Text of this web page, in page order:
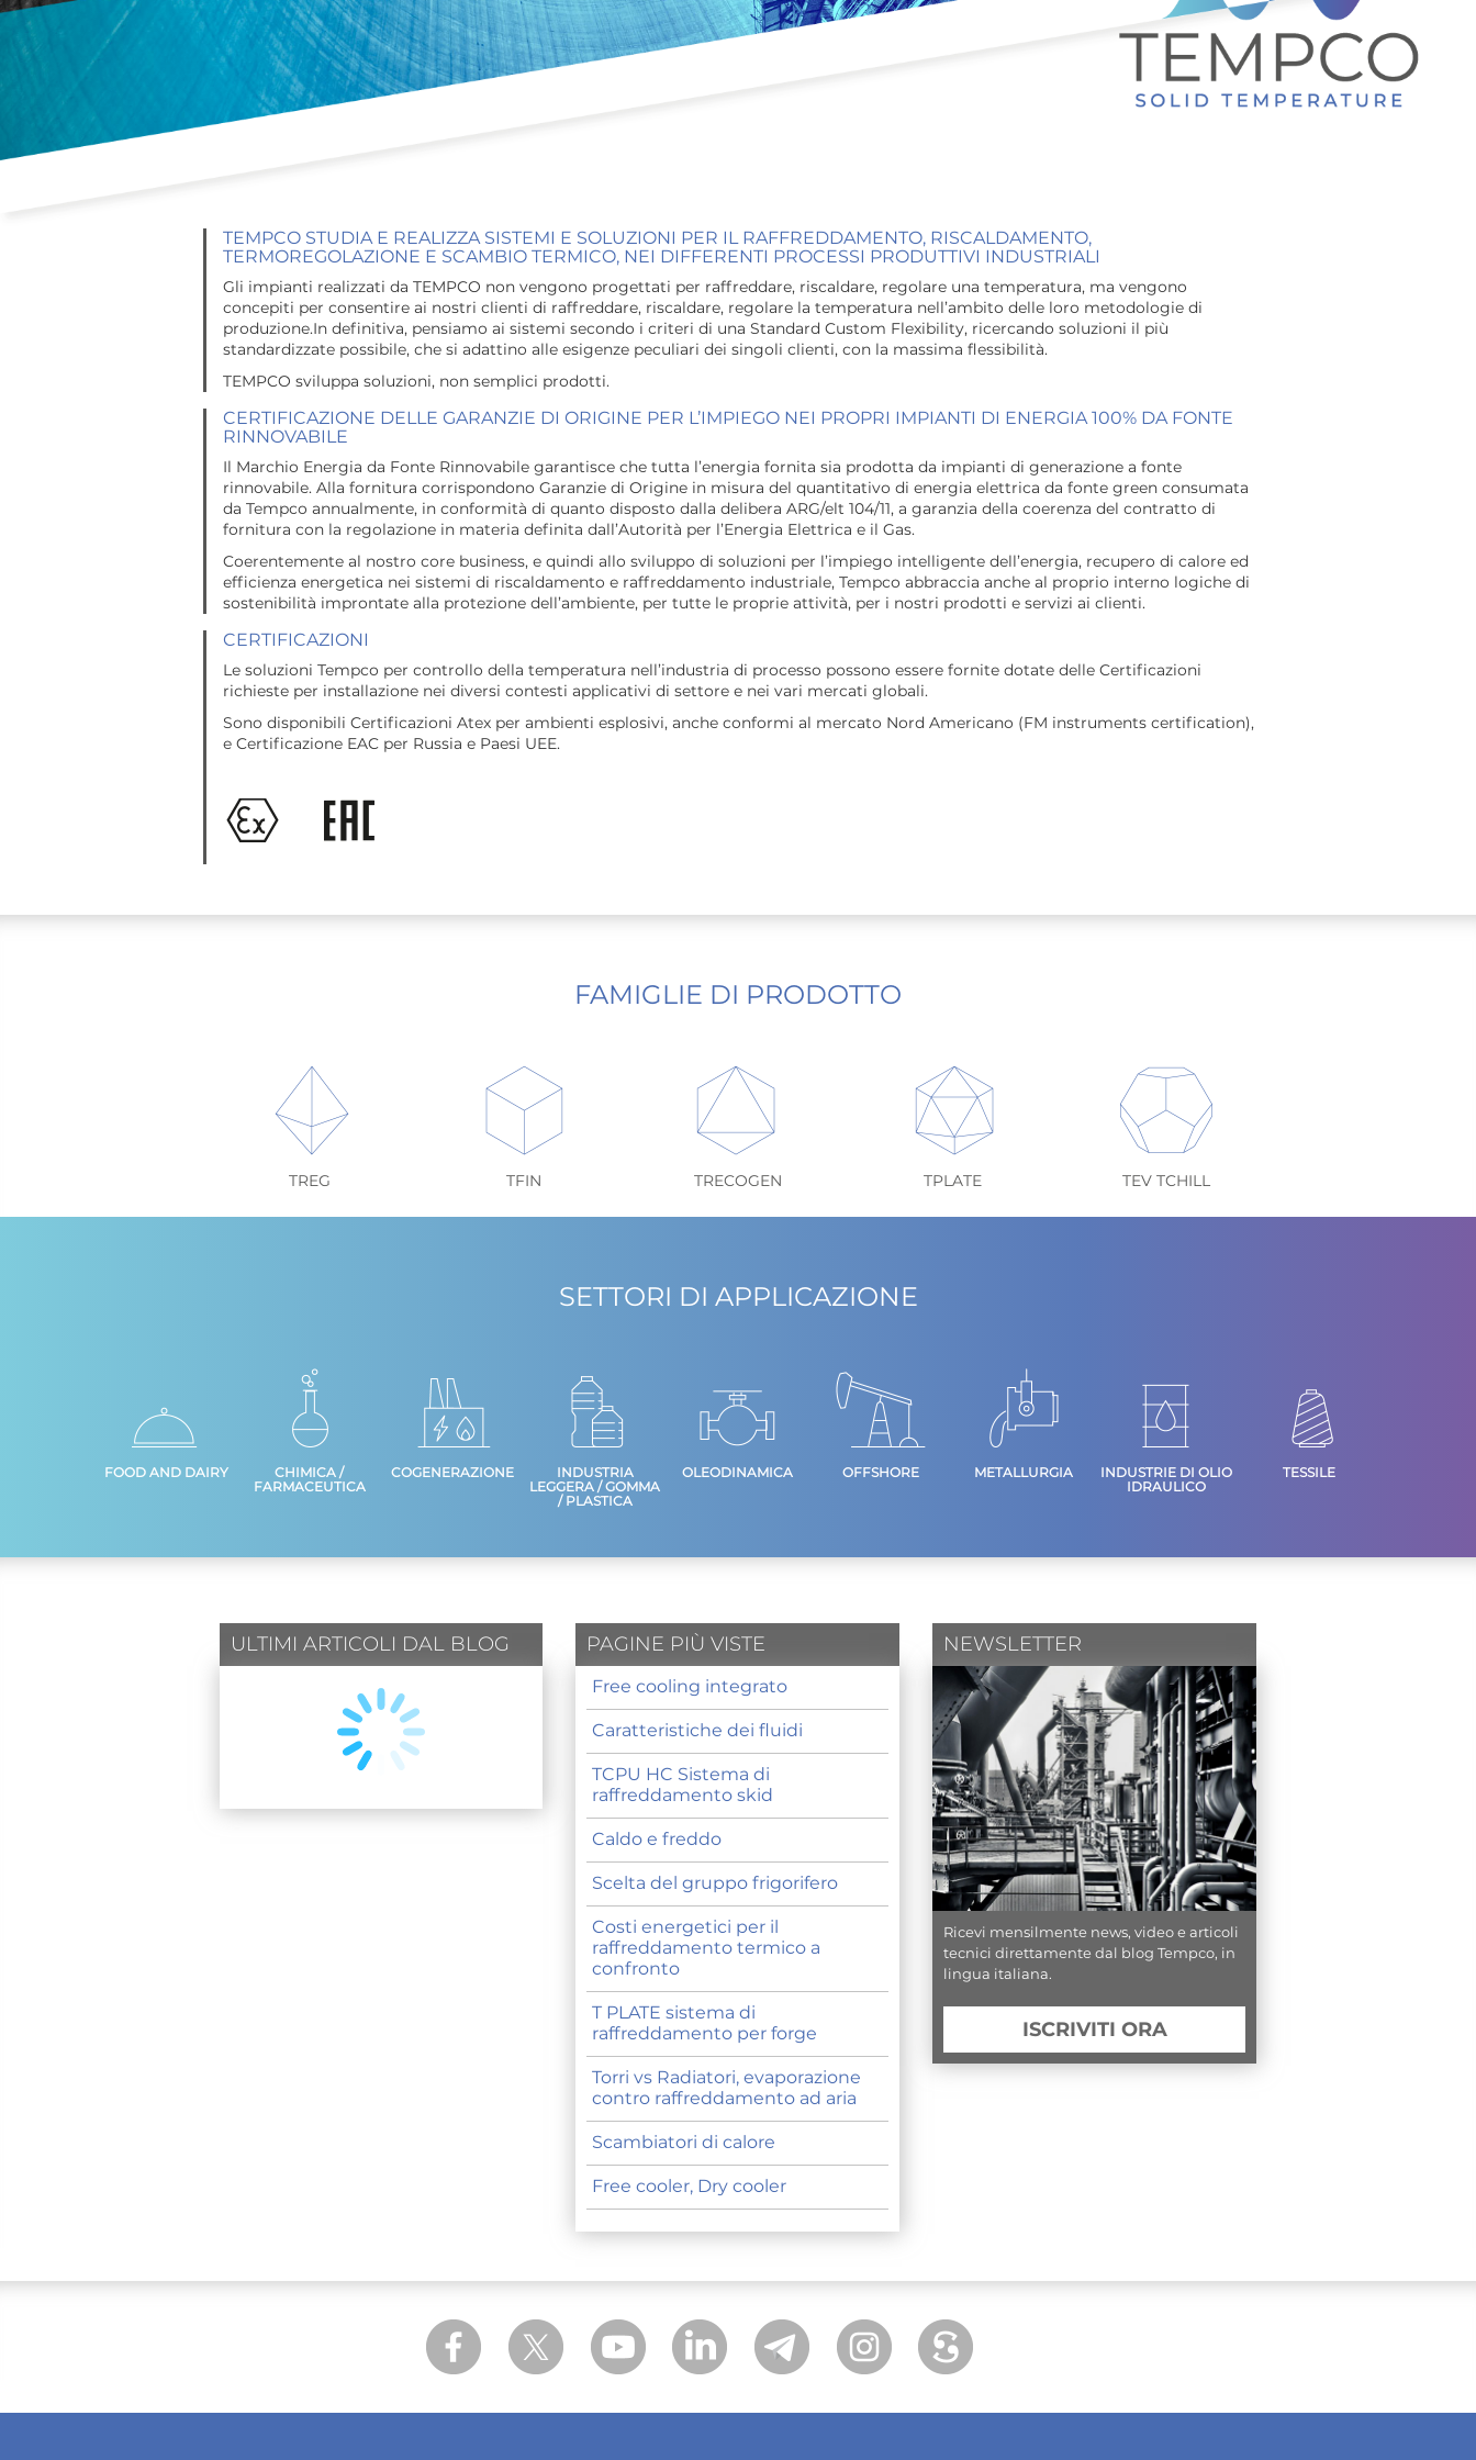
TEMPCO STUDIA E REALIZZA SISTEMI E SOLUZIONI PER IL RAFFREDDAMENTO, RISCALDAMENTO,
TERMOREGOLAZIONE E SCAMBIO TERMICO, NEI DIFFERENTI PROCESSI PRODUTTIVI INDUSTRIALI
Gli impianti realizzati da TEMPCO non vengono progettati per raffreddare, riscaldare, regolare una temperatura, ma vengono
concepiti per consentire ai nostri clienti di raffreddare, riscaldare, regolare la temperatura nell’ambito delle loro metodologie di
produzione.In definitiva, pensiamo ai sistemi secondo i criteri di una Standard Custom Flexibility, ricercando soluzioni il più
standardizzate possibile, che si adattino alle esigenze peculiari dei singoli clienti, con la massima flessibilità.
TEMPCO sviluppa soluzioni, non semplici prodotti.
CERTIFICAZIONE DELLE GARANZIE DI ORIGINE PER L’IMPIEGO NEI PROPRI IMPIANTI DI ENERGIA 100% DA FONTE
RINNOVABILE
Il Marchio Energia da Fonte Rinnovabile garantisce che tutta l’energia fornita sia prodotta da impianti di generazione a fonte
rinnovabile. Alla fornitura corrispondono Garanzie di Origine in misura del quantitativo di energia elettrica da fonte green consumata
da Tempco annualmente, in conformità di quanto disposto dalla delibera ARG/elt 104/11, a garanzia della coerenza del contratto di
fornitura con la regolazione in materia definita dall’Autorità per l’Energia Elettrica e il Gas.
Coerentemente al nostro core business, e quindi allo sviluppo di soluzioni per l’impiego intelligente dell’energia, recupero di calore ed
efficienza energetica nei sistemi di riscaldamento e raffreddamento industriale, Tempco abbraccia anche al proprio interno logiche di
sostenibilità improntate alla protezione dell’ambiente, per tutte le proprie attività, per i nostri prodotti e servizi ai clienti.
CERTIFICAZIONI
Le soluzioni Tempco per controllo della temperatura nell’industria di processo possono essere fornite dotate delle Certificazioni
richieste per installazione nei diversi contesti applicativi di settore e nei vari mercati globali.
Sono disponibili Certificazioni Atex per ambienti esplosivi, anche conformi al mercato Nord Americano (FM instruments certification),
e Certificazione EAC per Russia e Paesi UEE.
FAMIGLIE DI PRODOTTO
TREG TFIN TRECOGEN TPLATE TEV TCHILL
SETTORI DI APPLICAZIONE
FOOD AND DAIRY
CHIMICA /
FARMACEUTICA
COGENERAZIONE
INDUSTRIA
LEGGERA / GOMMA
/ PLASTICA
OLEODINAMICA OFFSHORE METALLURGIA
INDUSTRIE DI OLIO
IDRAULICO
TESSILE
ULTIMI ARTICOLI DAL BLOG PAGINE PIÙ VISTE
Free cooling integrato
Caratteristiche dei fluidi
TCPU HC Sistema di
raffreddamento skid
Caldo e freddo
Scelta del gruppo frigorifero
Costi energetici per il
raffreddamento termico a
confronto
T PLATE sistema di
raffreddamento per forge
Torri vs Radiatori, evaporazione
contro raffreddamento ad aria
Scambiatori di calore
Free cooler, Dry cooler
NEWSLETTER
Ricevi mensilmente news, video e articoli
tecnici direttamente dal blog Tempco, in
lingua italiana.
ISCRIVITI ORA